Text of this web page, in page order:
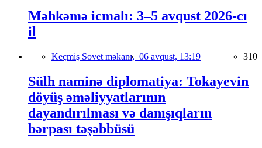
Məhkəmə icmalı: 3–5 avqust 2026-cı
il
Keçmiş Sovet məkanı, 06 avqust, 13:19 310
Sülh naminə diplomatiya: Tokayevin
döyüş əməliyyatlarının
dayandırılması və danışıqların
bərpası təşəbbüsü